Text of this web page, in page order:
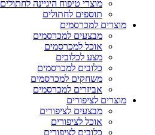
מוצרי טיפוח היגיינה לחתולים
תוספים לחתולים
מוצרים למכרסמים
מבצעים למכרסמים
אוכל למכרסמים
מצע לכלובים
כלובים למכרסמים
משחקים למכרסמים
אביזרים למכרסמים
מוצרים לציפורים
מבצעים לציפורים
אוכל לציפורים
כלובים לציפורים